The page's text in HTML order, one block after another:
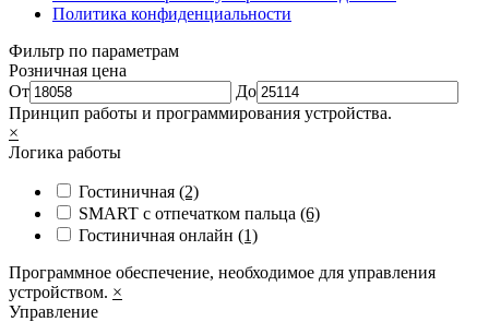
Политика конфиденциальности
Фильтр по параметрам
Розничная цена
От
До
Принцип работы и программирования устройства.
×
Логика работы
Гостиничная (2)
SMART с отпечатком пальца (6)
Гостиничная онлайн (1)
Программное обеспечение, необходимое для управления
устройством. ×
Управление